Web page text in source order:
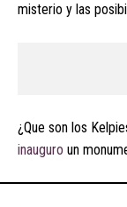
misterio y las
¿Que son los
inauguro un